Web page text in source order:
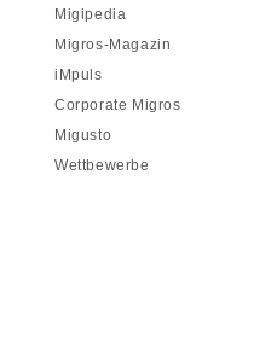
Migipedia
Migros-Magazin
iMpuls
Corporate Migros
Migusto
Wettbewerbe